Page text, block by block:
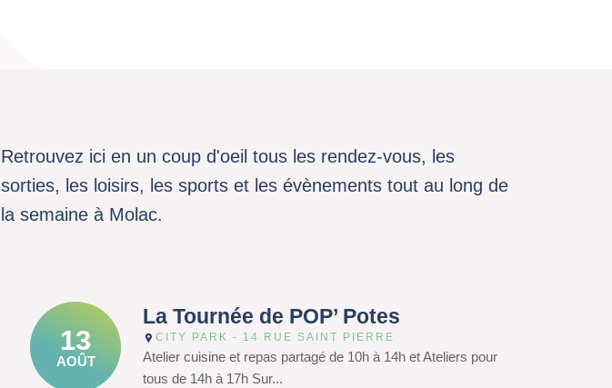
Retrouvez ici en un coup d'oeil tous les rendez-vous, les
sorties, les loisirs, les sports et les évènements tout au long de
la semaine à Molac.
13
AOÛT
La Tournée de POP’ Potes
CITY PARK - 14 RUE SAINT PIERRE
Atelier cuisine et repas partagé de 10h à 14h et Ateliers pour
tous de 14h à 17h Sur...